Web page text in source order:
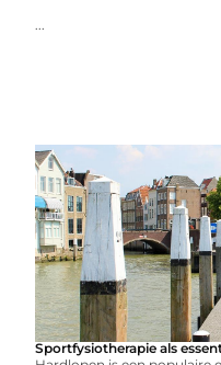
...
Sportfysiotherapie als